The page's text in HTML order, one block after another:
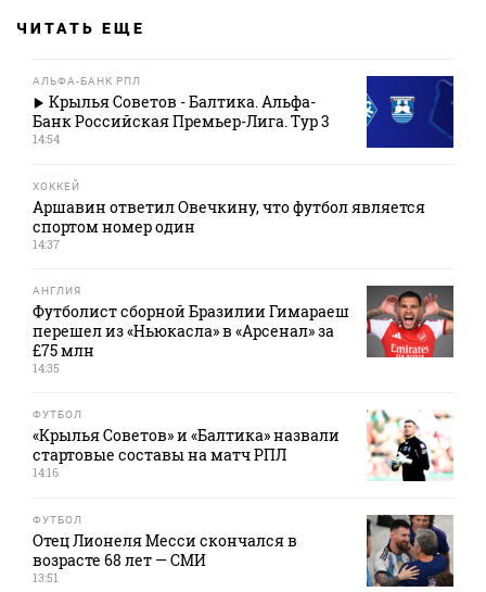
ЧИТАТЬ ЕЩЕ
АЛЬФА-БАНК РПЛ
Крылья Советов - Балтика. Альфа-
Банк Российская Премьер-Лига. Тур 3
14:54
ХОККЕЙ
Аршавин ответил Овечкину, что футбол является
спортом номер один
14:37
АНГЛИЯ
Футболист сборной Бразилии Гимараеш
перешел из «Ньюкасла» в «Арсенал» за
£75 млн
14:35
ФУТБОЛ
«Крылья Советов» и «Балтика» назвали
стартовые составы на матч РПЛ
14:16
ФУТБОЛ
Отец Лионеля Месси скончался в
возрасте 68 лет — СМИ
13:51